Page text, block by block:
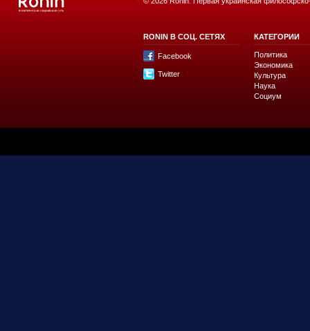
RONIN В СОЦ. СЕТЯХ
Facebook
Twitter
КАТЕГОРИИ
Политика
Экономика
Культура
Наука
Социум